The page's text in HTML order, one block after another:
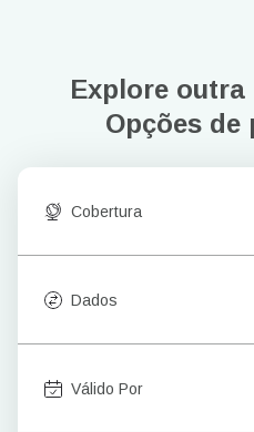
Explore outra
Opções de
Cobertura
Dados
Válido Por